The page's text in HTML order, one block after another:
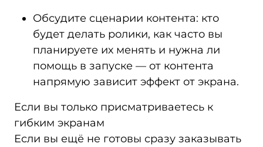
Обсудите сценарии контента: кто
будет делать ролики, как часто вы
планируете их менять и нужна ли
помощь в запуске — от контента
напрямую зависит эффект от экрана.
Если вы только присматриваетесь к
гибким экранам
Если вы ещё не готовы сразу заказывать